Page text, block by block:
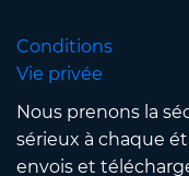
Conditions
Vie privée
Nous prenons la
sérieux à chaque
envois et